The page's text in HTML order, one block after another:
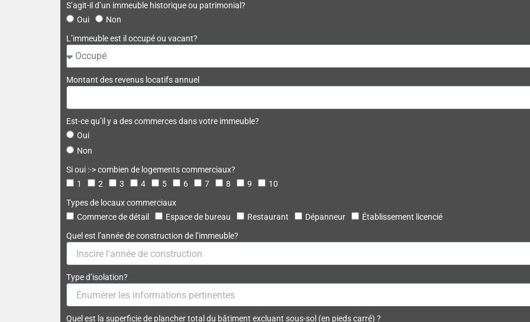
S’agit-il d’un immeuble historique ou patrimonial?
Oui
Non
L’immeuble est il occupé ou vacant?
Montant des revenus locatifs annuel
Est-ce qu’il y a des commerces dans votre immeuble?
Oui
Non
Si oui :-> combien de logements commerciaux?
1
2 3 4 5 6 7 8 9
10
Types de locaux commerciaux
Commerce de détail
Espace de bureau Restaurant Dépanneur
Établissement licencié
Quel est l’année de construction de l’immeuble?
Type d’isolation?
Quel est la superficie de plancher total du bâtiment excluant sous-sol (en pieds carré) ?